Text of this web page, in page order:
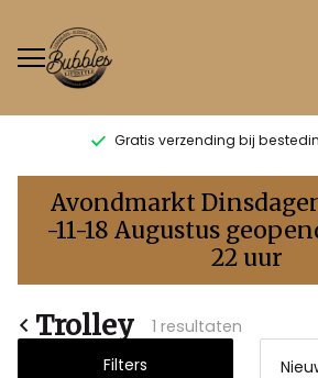
Gratis verzending bij
Trolley
Bubbles
Sluis
Avondmarkt
-11-18 Augustus
22 uur
Trolley
1 resultaten
Filters